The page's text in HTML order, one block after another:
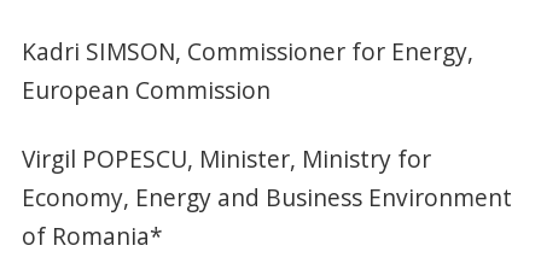
Kadri SIMSON, Commissioner for Energy,
European Commission
Virgil POPESCU, Minister, Ministry for
Economy, Energy and Business Environment
of Romania*